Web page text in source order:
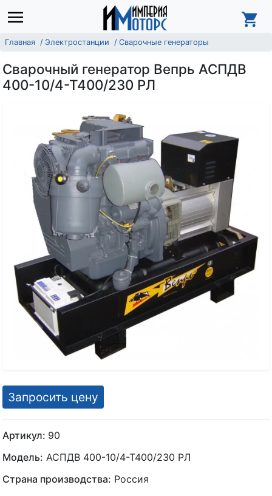
Главная Электростанции Сварочные генераторы
Сварочный генератор Вепрь АСПДВ
400-10/4-Т400/230 РЛ
Запросить цену
Артикул: 90
Модель: АСПДВ 400-10/4-Т400/230 РЛ
Страна производства: Россия